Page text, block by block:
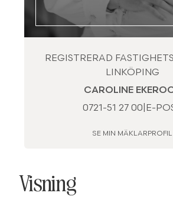
REGISTRERAD
LINKÖPING
CAROLINE
0721-51 27 00 E-
SE MIN MÄKLARPROFIL
Visning